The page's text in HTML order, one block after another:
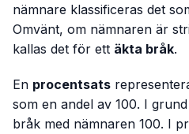
nämnare klassificeras det
Omvänt, om nämnaren är
kallas det för ett äkta bråk.
En procentsats
som en andel av 100. I
bråk med nämnaren 100. I